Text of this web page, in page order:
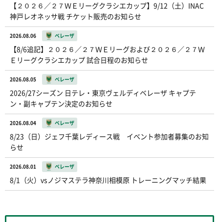
【２０２６／２７ＷＥリーグクラシエカップ】9/12（土）INAC
神戸レオネッサ戦 チケット販売のお知らせ
2026.08.06 ベレーザ
【8/6追記】２０２６／２７ＷＥリーグおよび２０２６／２７Ｗ
Ｅリーグクラシエカップ 試合日程のお知らせ
2026.08.05 ベレーザ
2026/27シーズン 日テレ・東京ヴェルディベレーザ キャプテ
ン・副キャプテン決定のお知らせ
2026.08.04 ベレーザ
8/23（日）ジェフ千葉レディース戦 イベント参加者募集のお知
らせ
2026.08.01 ベレーザ
8/1（火）vsノジマステラ神奈川相模原 トレーニングマッチ結果